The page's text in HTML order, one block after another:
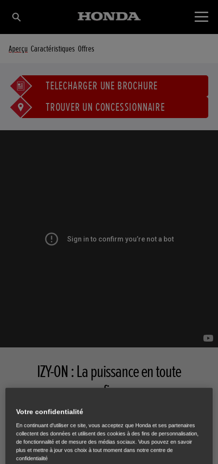
Aperçu Caractéristiques Offres
TÉLÉCHARGER UNE BROCHURE
TROUVER UN CONCESSIONNAIRE
IZY-ON : La puissance en toute
confiance
L'IZY-ON bénéficie de toute la puissance et de la durabilité
nécessaires pour entretenir facilement les jardins d'une
superficie petite ou moyenne.
Votre confidentialité
En continuant d'utiliser ce site, vous acceptez que Honda et ses partenaires
collectent des données et utilisent des cookies à des fins de personnalisation,
de fonctionnalité et de mesure des médias sociaux. Vous pouvez en savoir
plus et mettre à jour vos choix à tout moment dans notre centre de
confidentialité